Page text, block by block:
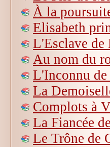
À la
Elisabeth
L'Esclave de
Au nom du
L'Inconnu
La
Complots à
La Fiancée
Le Trône de